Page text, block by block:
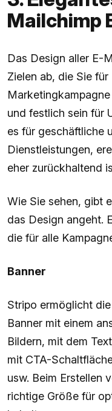
Mailchimp
Das Design aller E-
Zielen ab, die Sie
und festlich sein für
es für geschäftliche
Dienstleistungen,
eher zurückhaltend
Wie Sie sehen, gibt
das Design angeht.
die für alle
Banner
Stripo ermöglicht
Banner mit einem
Bildern, mit dem
mit CTA-
usw. Beim Erstellen
richtige Größe für